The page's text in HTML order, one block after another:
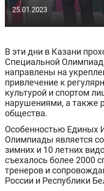
25.01.2023
В эти дни в Казани
Специальной
направлены на
привлечение к
культурой и спортом
нарушениями, а также
общества.
Особенностью Единых
Олимпиады является
зимних и 10 летних
съехалось более 2000
тренеров и
России и Республики